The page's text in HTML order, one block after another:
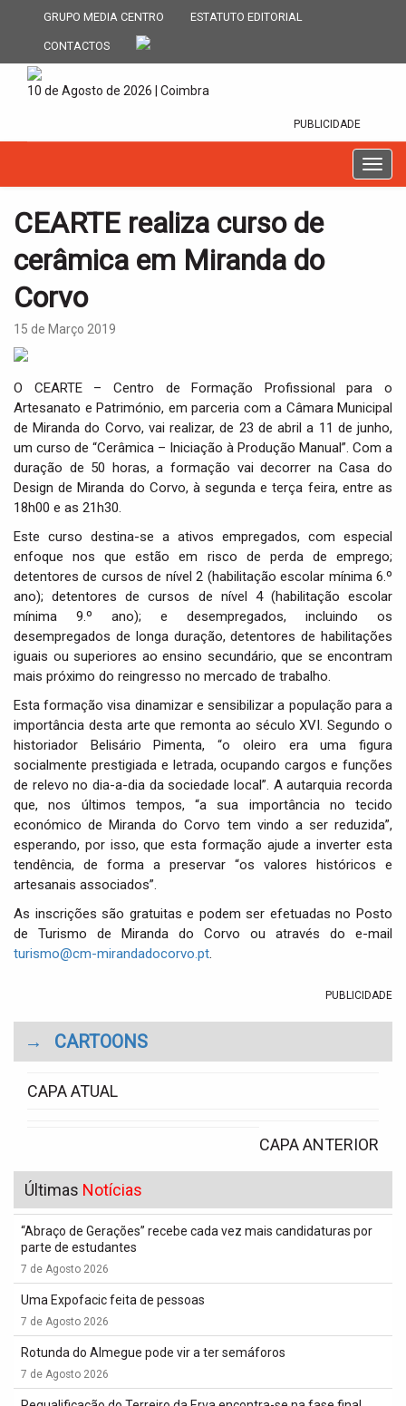
GRUPO MEDIA CENTRO ESTATUTO EDITORIAL
CONTACTOS
10 de Agosto de 2026 | Coimbra
PUBLICIDADE
T
o
t
i
o
n
CEARTE realiza curso de
cerâmica em Miranda do
Corvo
15 de Março 2019
O CEARTE – Centro de Formação Profissional para o
Artesanato e Património, em parceria com a Câmara Municipal
de Miranda do Corvo, vai realizar, de 23 de abril a 11 de junho,
um curso de “Cerâmica – Iniciação à Produção Manual”. Com a
duração de 50 horas, a formação vai decorrer na Casa do
Design de Miranda do Corvo, à segunda e terça feira, entre as
18h00 e as 21h30.
Este curso destina-se a ativos empregados, com especial
enfoque nos que estão em risco de perda de emprego;
detentores de cursos de nível 2 (habilitação escolar mínima 6.º
ano); detentores de cursos de nível 4 (habilitação escolar
mínima 9.º ano); e desempregados, incluindo os
desempregados de longa duração, detentores de habilitações
iguais ou superiores ao ensino secundário, que se encontram
mais próximo do reingresso no mercado de trabalho.
Esta formação visa dinamizar e sensibilizar a população para a
importância desta arte que remonta ao século XVI. Segundo o
historiador Belisário Pimenta, “o oleiro era uma figura
socialmente prestigiada e letrada, ocupando cargos e funções
de relevo no dia-a-dia da sociedade local”. A autarquia recorda
que, nos últimos tempos, “a sua importância no tecido
económico de Miranda do Corvo tem vindo a ser reduzida”,
esperando, por isso, que esta formação ajude a inverter esta
tendência, de forma a preservar “os valores históricos e
artesanais associados”.
As inscrições são gratuitas e podem ser efetuadas no Posto
de Turismo de Miranda do Corvo ou através do e-mail
turismo@cm-mirandadocorvo.pt.
PUBLICIDADE
→ CARTOONS
CAPA ATUAL
CAPA ANTERIOR
Últimas Notícias
“Abraço de Gerações” recebe cada vez mais candidaturas por
parte de estudantes
7 de Agosto 2026
Uma Expofacic feita de pessoas
7 de Agosto 2026
Rotunda do Almegue pode vir a ter semáforos
7 de Agosto 2026